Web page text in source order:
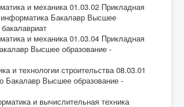
и механика 01.03.02 Прикладная
Бакалавр Высшее
и механика 01.03.04 Прикладная
Высшее образование -
и технологии строительства 08.03.01
Бакалавр Высшее образование -
и вычислительная техника